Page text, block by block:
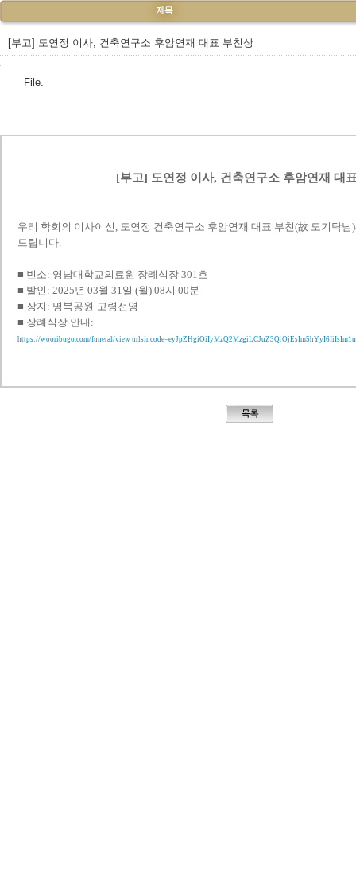
[부고] 도연정 이사, 건축연구소 후암연재 대표 부친상
File.
[부고] 도연정 이사, 건축연구소 후암연재 대
우리 학회의 이사이신, 도연정 건축연구소 후암연재 대표 부친(故 도기탁
드립니다.
■ 빈소: 영남대학교의료원 장례식장 301호
■ 발인: 2025년 03월 31일 (월) 08시 00분
■ 장지: 명복공원-고령선영
■ 장례식장 안내:
https://wooribugo.com/funeral/view